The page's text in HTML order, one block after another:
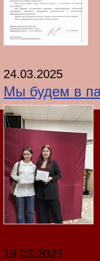
24.03.2025
Мы будем в
19.03.2025